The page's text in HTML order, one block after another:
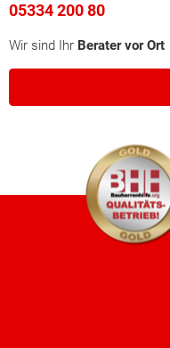
05334 200 80
Wir sind Ihr Berater vor Ort